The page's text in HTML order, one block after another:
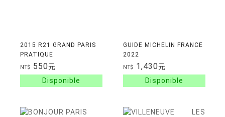
2015 R21 GRAND PARIS
PRATIQUE
NT$ 550元
GUIDE MICHELIN FRANCE
2022
NT$ 1,430元